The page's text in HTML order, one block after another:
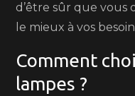
d’être sûr que vous
le mieux à vos
Comment
lampes ?